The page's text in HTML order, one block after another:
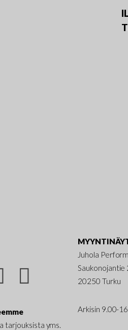
tarjouksista yms.
Juhola
Saukonojantie
20250 Turku
Arkisin 9.00-